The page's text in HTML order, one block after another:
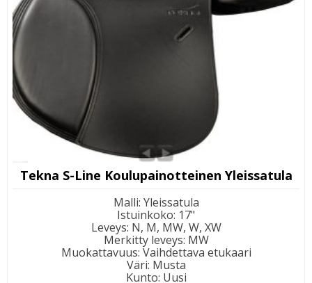
Tekna S-Line Koulupainotteinen Yleissatula
Malli: Yleissatula
Istuinkoko: 17"
Leveys: N, M, MW, W, XW
Merkitty leveys: MW
Muokattavuus: Vaihdettava etukaari
Väri: Musta
Kunto: Uusi